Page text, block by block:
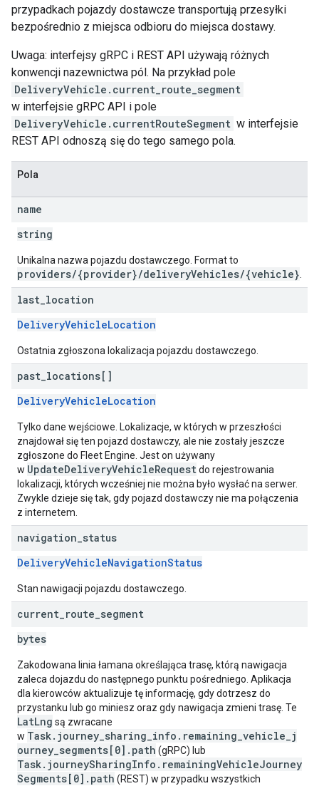
przypadkach pojazdy dostawcze transportują przesyłki
bezpośrednio z miejsca odbioru do miejsca dostawy.
Uwaga: interfejsy gRPC i REST API używają różnych
konwencji nazewnictwa pól. Na przykład pole
DeliveryVehicle.current_route_segment
w interfejsie gRPC API i pole
DeliveryVehicle.currentRouteSegment w interfejsie
REST API odnoszą się do tego samego pola.
Pola
name
string
Unikalna nazwa pojazdu dostawczego. Format to
providers/{provider}/deliveryVehicles/{vehicle}
last location
DeliveryVehicleLocation
Ostatnia zgłoszona lokalizacja pojazdu dostawczego.
past locations[]
DeliveryVehicleLocation
Tylko dane wejściowe. Lokalizacje, w których w przeszłości
znajdował się ten pojazd dostawczy, ale nie zostały jeszcze
zgłoszone do Fleet Engine. Jest on używany
w UpdateDeliveryVehicleRequestdo rejestrowania
lokalizacji, których wcześniej nie można było wysłać na serwer.
Zwykle dzieje się tak, gdy pojazd dostawczy nie ma połączenia
z internetem.
navigation status
DeliveryVehicleNavigationStatus
Stan nawigacji pojazdu dostawczego.
current route segment
bytes
Zakodowana linia łamana określająca trasę, którą nawigacja
zaleca dojazdu do następnego punktu pośredniego. Aplikacja
dla kierowców aktualizuje tę informację, gdy dotrzesz do
przystanku lub go miniesz oraz gdy nawigacja zmieni trasę. Te
LatLng są zwracane
w Task.journey_sharing_info.remaining_vehicle_j
ourney_segments[0].path (gRPC) lub
Task.journeySharingInfo.remainingVehicleJourney
Segments[0].path (REST) w przypadku wszystkich